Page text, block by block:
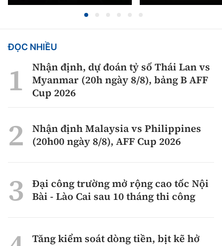
ĐỌC NHIỀU
Nhận định, dự đoán tỷ số Thái Lan vs
Myanmar (20h ngày 8/8), bảng B AFF
Cup 2026
Nhận định Malaysia vs Philippines
(20h00 ngày 8/8), AFF Cup 2026
Đại công trường mở rộng cao tốc Nội
Bài - Lào Cai sau 10 tháng thi công
Tăng kiểm soát dòng tiền, bịt kẽ hở